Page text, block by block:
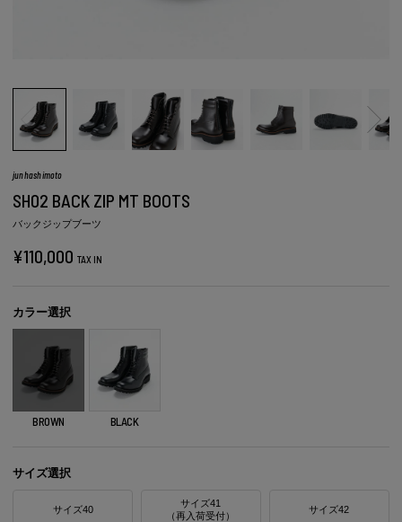
junhashimoto
SH02 BACK ZIP MT BOOTS
バックジップブーツ
¥110,000 TAX IN
カラー選択
BROWN BLACK
サイズ選択
サイズ40
サイズ41
（再入荷受付）
サイズ42